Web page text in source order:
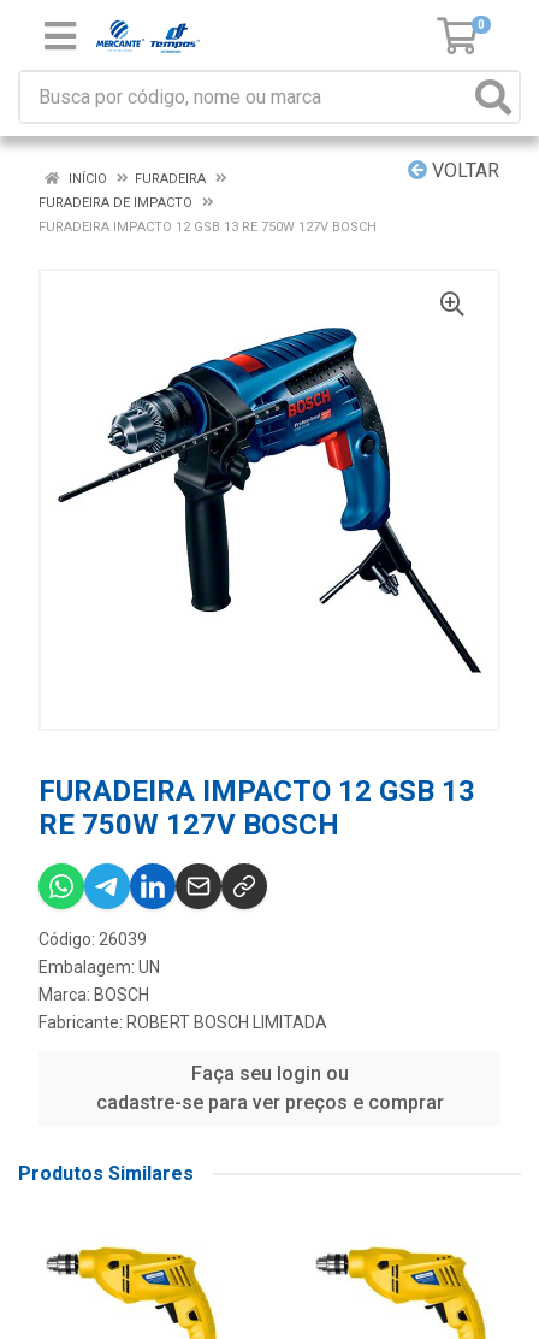
0
VOLTAR
INÍCIO
FURADEIRA
FURADEIRA DE IMPACTO
FURADEIRA IMPACTO 12 GSB 13 RE 750W 127V BOSCH
FURADEIRA IMPACTO 12 GSB 13
RE 750W 127V BOSCH
Código: 26039
Embalagem: UN
Marca: BOSCH
Fabricante: ROBERT BOSCH LIMITADA
Faça seu login ou
cadastre-se para ver preços e comprar
Produtos Similares